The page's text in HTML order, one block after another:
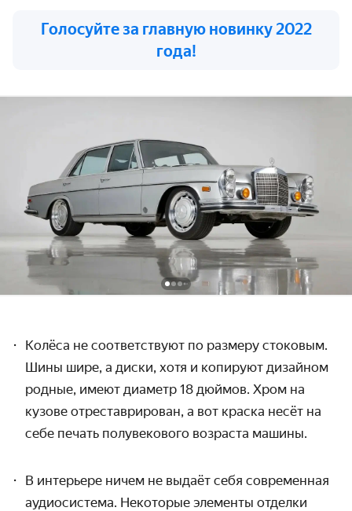
Голосуйте за главную новинку 2022
года!
Колёса не соответствуют по размеру стоковым.
Шины шире, а диски, хотя и копируют дизайном
родные, имеют диаметр 18 дюймов. Хром на
кузове отреставрирован, а вот краска несёт на
себе печать полувекового возраста машины.
В интерьере ничем не выдаёт себя современная
аудиосистема. Некоторые элементы отделки